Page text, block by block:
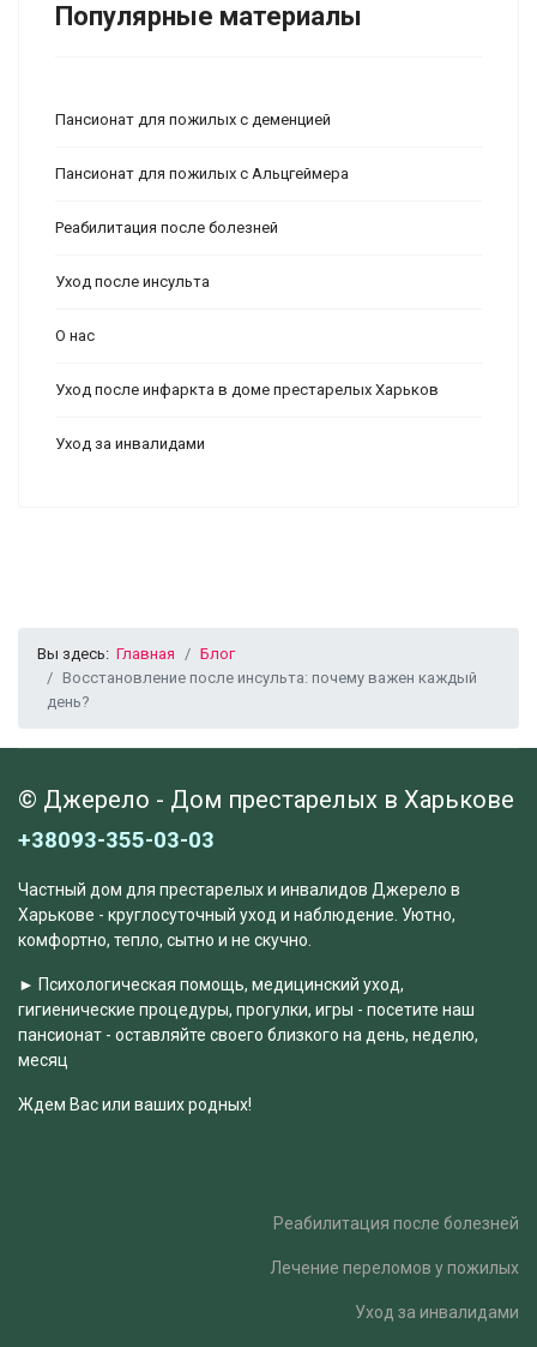
Популярные материалы
Пансионат для пожилых с деменцией
Пансионат для пожилых с Альцгеймера
Реабилитация после болезней
Уход после инсульта
О нас
Уход после инфаркта в доме престарелых Харьков
Уход за инвалидами
Вы здесь: Главная
Блог
Восстановление после инсульта: почему важен каждый
день?
© Джерело - Дом престарелых в Харькове
+38093-355-03-03
Частный дом для престарелых и инвалидов Джерело в
Харькове - круглосуточный уход и наблюдение. Уютно,
комфортно, тепло, сытно и не скучно.
► Психологическая помощь, медицинский уход,
гигиенические процедуры, прогулки, игры - посетите наш
пансионат - оставляйте своего близкого на день, неделю,
месяц
Ждем Вас или ваших родных!
Реабилитация после болезней
Лечение переломов у пожилых
Уход за инвалидами